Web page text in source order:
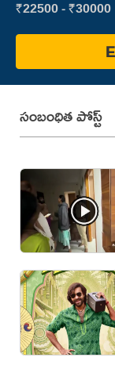
₹22500 - ₹30000
సంబంధిత పోస్ట్